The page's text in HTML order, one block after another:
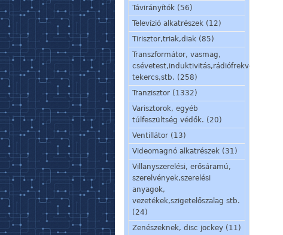
Távirányítók (56)
Televízió alkatrészek (12)
Tirisztor,triak,diak (85)
Transzformátor, vasmag,
csévetest,induktivitás,rádiófrekvenciás
tekercs,stb. (258)
Tranzisztor (1332)
Varisztorok, egyéb
túlfeszültség védők. (20)
Ventillátor (13)
Videomagnó alkatrészek (31)
Villanyszerelési, erősáramú,
szerelvények,szerelési
anyagok,
vezetékek,szigetelőszalag stb.
(24)
Zenészeknek, disc jockey (11)